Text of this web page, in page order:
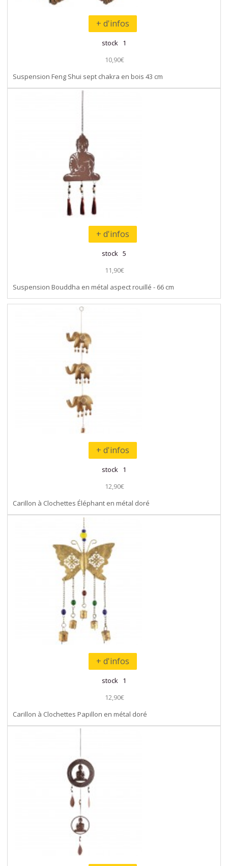
+ d'infos
stock 1
10,90€
Suspension Feng Shui sept chakra en bois 43 cm
+ d'infos
stock 5
11,90€
Suspension Bouddha en métal aspect rouillé - 66 cm
+ d'infos
stock 1
12,90€
Carillon à Clochettes Éléphant en métal doré
+ d'infos
stock 1
12,90€
Carillon à Clochettes Papillon en métal doré